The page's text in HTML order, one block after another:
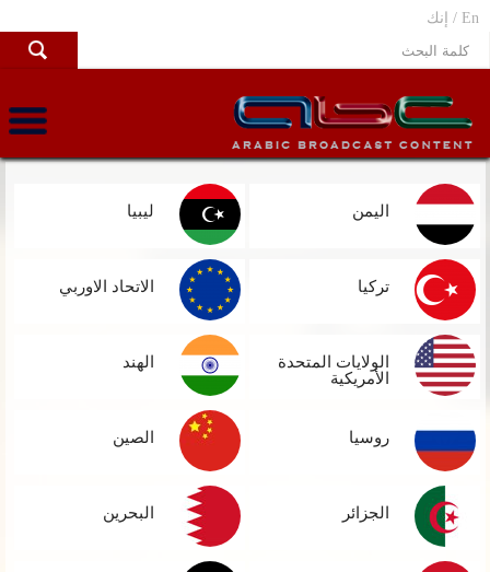
En / إنك
اليمن ليبيا
تركيا الاتحاد الاوربي
الولايات المتحدة
الأمريكية
الهند
روسيا الصين
الجزائر البحرين